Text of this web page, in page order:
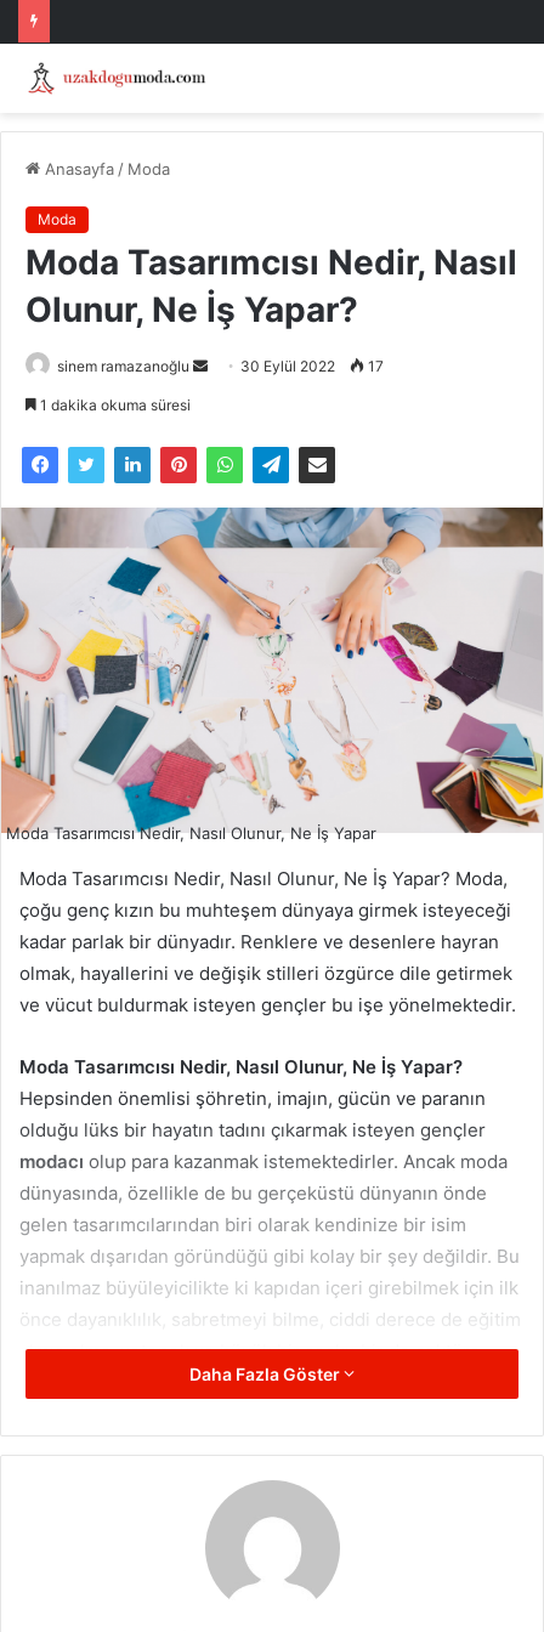
Anasayfa / Moda
Moda
Moda Tasarımcısı Nedir, Nasıl
Olunur, Ne İş Yapar?
sinem ramazanoğlu
Bir
göndermek
30 Eylül 2022 17
1 dakika okuma süresi
Moda Tasarımcısı Nedir, Nasıl Olunur, Ne İş Yapar
Moda Tasarımcısı Nedir, Nasıl Olunur, Ne İş Yapar? Moda,
çoğu genç kızın bu muhteşem dünyaya girmek isteyeceği
kadar parlak bir dünyadır. Renklere ve desenlere hayran
olmak, hayallerini ve değişik stilleri özgürce dile getirmek
ve vücut buldurmak isteyen gençler bu işe yönelmektedir.
Moda Tasarımcısı Nedir, Nasıl Olunur, Ne İş Yapar?
Hepsinden önemlisi şöhretin, imajın, gücün ve paranın
olduğu lüks bir hayatın tadını çıkarmak isteyen gençler
modacı olup para kazanmak istemektedirler. Ancak moda
dünyasında, özellikle de bu gerçeküstü dünyanın önde
gelen tasarımcılarından biri olarak kendinize bir isim
yapmak dışarıdan göründüğü gibi kolay bir şey değildir. Bu
inanılmaz büyüleyicilikte ki kapıdan içeri girebilmek için ilk
önce dayanıklılık, sabretmeyi bilme, ciddi derece de eğitim
almış olma, yetenek ve büyük bir coşku bir de sektöre
tutunabilmeniz için bol şans sahibi olmanız gerekir.
Modacı Olmak
İşe önce bu hayale giden yolun uzun ve meşakkatli
olduğunu bilerek yürümeye başlamalısınız. Ayrıca bu yolda
bazen karabasanların size musallat olabileceğini
unutmamalısınız. Bu karabasan diye bahsettiğim insanlar
Daha Fazla Göster